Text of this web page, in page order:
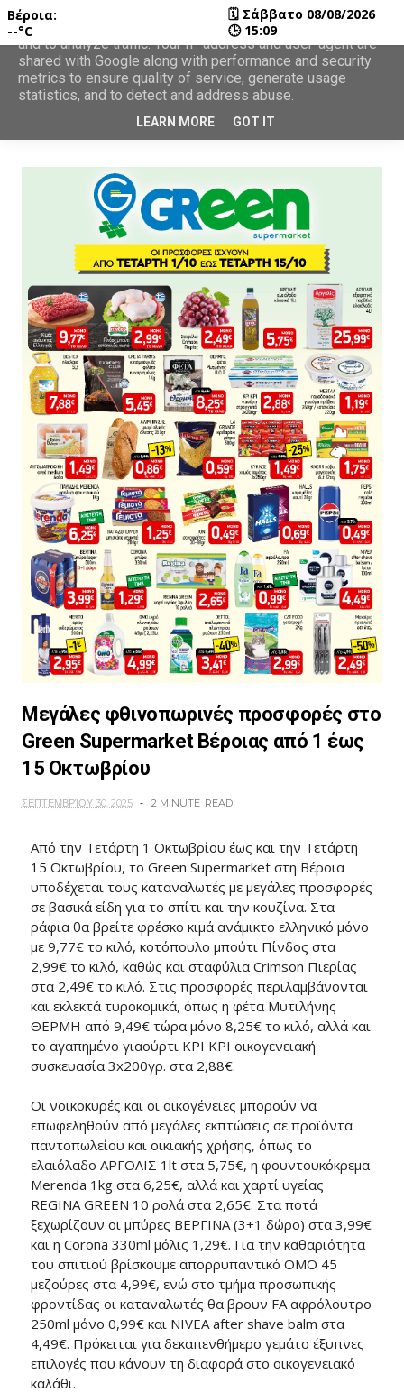
Μεγάλες φθινοπωρινές προσφορές στο
Green Supermarket Βέροιας από 1 έως
15 Οκτωβρίου
ΣΕΠΤΕΜΒΡΊΟΥ 30, 2025 2 MINUTE READ
Από την Τετάρτη 1 Οκτωβρίου έως και την Τετάρτη
15 Οκτωβρίου, το Green Supermarket στη Βέροια
υποδέχεται τους καταναλωτές με μεγάλες προσφορές
σε βασικά είδη για το σπίτι και την κουζίνα. Στα
ράφια θα βρείτε φρέσκο κιμά ανάμικτο ελληνικό μόνο
με 9,77€ το κιλό, κοτόπουλο μπούτι Πίνδος στα
2,99€ το κιλό, καθώς και σταφύλια Crimson Πιερίας
στα 2,49€ το κιλό. Στις προσφορές περιλαμβάνονται
και εκλεκτά τυροκομικά, όπως η φέτα Μυτιλήνης
ΘΕΡΜΗ από 9,49€ τώρα μόνο 8,25€ το κιλό, αλλά και
το αγαπημένο γιαούρτι ΚΡΙ ΚΡΙ οικογενειακή
συσκευασία 3x200γρ. στα 2,88€.
Οι νοικοκυρές και οι οικογένειες μπορούν να
επωφεληθούν από μεγάλες εκπτώσεις σε προϊόντα
παντοπωλείου και οικιακής χρήσης, όπως το
ελαιόλαδο ΑΡΓΟΛΙΣ 1lt στα 5,75€, η φουντουκόκρεμα
Merenda 1kg στα 6,25€, αλλά και χαρτί υγείας
REGINA GREEN 10 ρολά στα 2,65€. Στα ποτά
ξεχωρίζουν οι μπύρες ΒΕΡΓΙΝΑ (3+1 δώρο) στα 3,99€
και η Corona 330ml μόλις 1,29€. Για την καθαριότητα
του σπιτιού βρίσκουμε απορρυπαντικό OMO 45
μεζούρες στα 4,99€, ενώ στο τμήμα προσωπικής
φροντίδας οι καταναλωτές θα βρουν FA αφρόλουτρο
250ml μόνο 0,99€ και NIVEA after shave balm στα
4,49€. Πρόκειται για δεκαπενθήμερο γεμάτο έξυπνες
επιλογές που κάνουν τη διαφορά στο οικογενειακό
καλάθι.
Βέροια:
--°C
🗓 Σάββατο 08/08/2026
🕒 15:09
This site uses cookies from Google to deliver its services
and to analyze traffic. Your IP address and user-agent are
shared with Google along with performance and security
metrics to ensure quality of service, generate usage
statistics, and to detect and address abuse.
LEARN MORE GOT IT